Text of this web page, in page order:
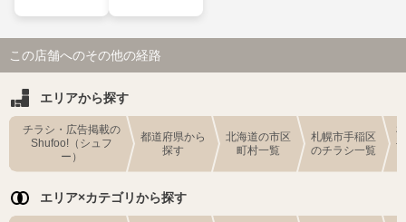
この店舗へのその他の経路
エリアから探す
チラシ・広告掲載の
Shufoo!（シュフ
ー）
都道府県から
探す
北海道の市区
町村一覧
札幌市手稲区
のチラシ一覧
エリア×カテゴリから探す